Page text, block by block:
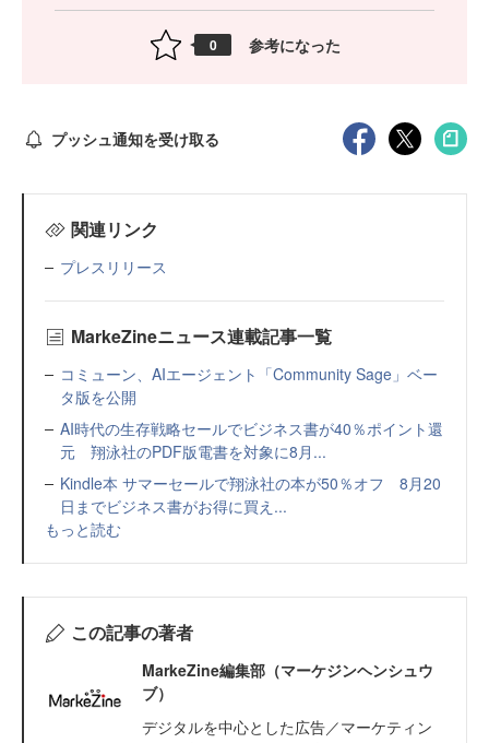
0 参考になった
プッシュ通知を受け取る
関連リンク
プレスリリース
MarkeZineニュース連載記事一覧
コミューン、AIエージェント「Community Sage」ベー
タ版を公開
AI時代の生存戦略セールでビジネス書が40％ポイント還
元 翔泳社のPDF版電書を対象に8月...
Kindle本 サマーセールで翔泳社の本が50％オフ 8月20
日までビジネス書がお得に買え...
もっと読む
この記事の著者
MarkeZine編集部（マーケジンヘンシュウ
ブ）
デジタルを中心とした広告／マーケティン